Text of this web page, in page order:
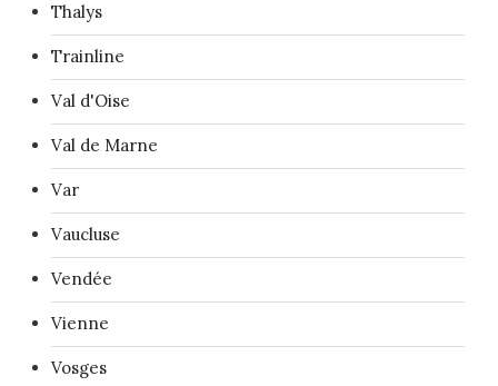
Thalys
Trainline
Val d'Oise
Val de Marne
Var
Vaucluse
Vendée
Vienne
Vosges